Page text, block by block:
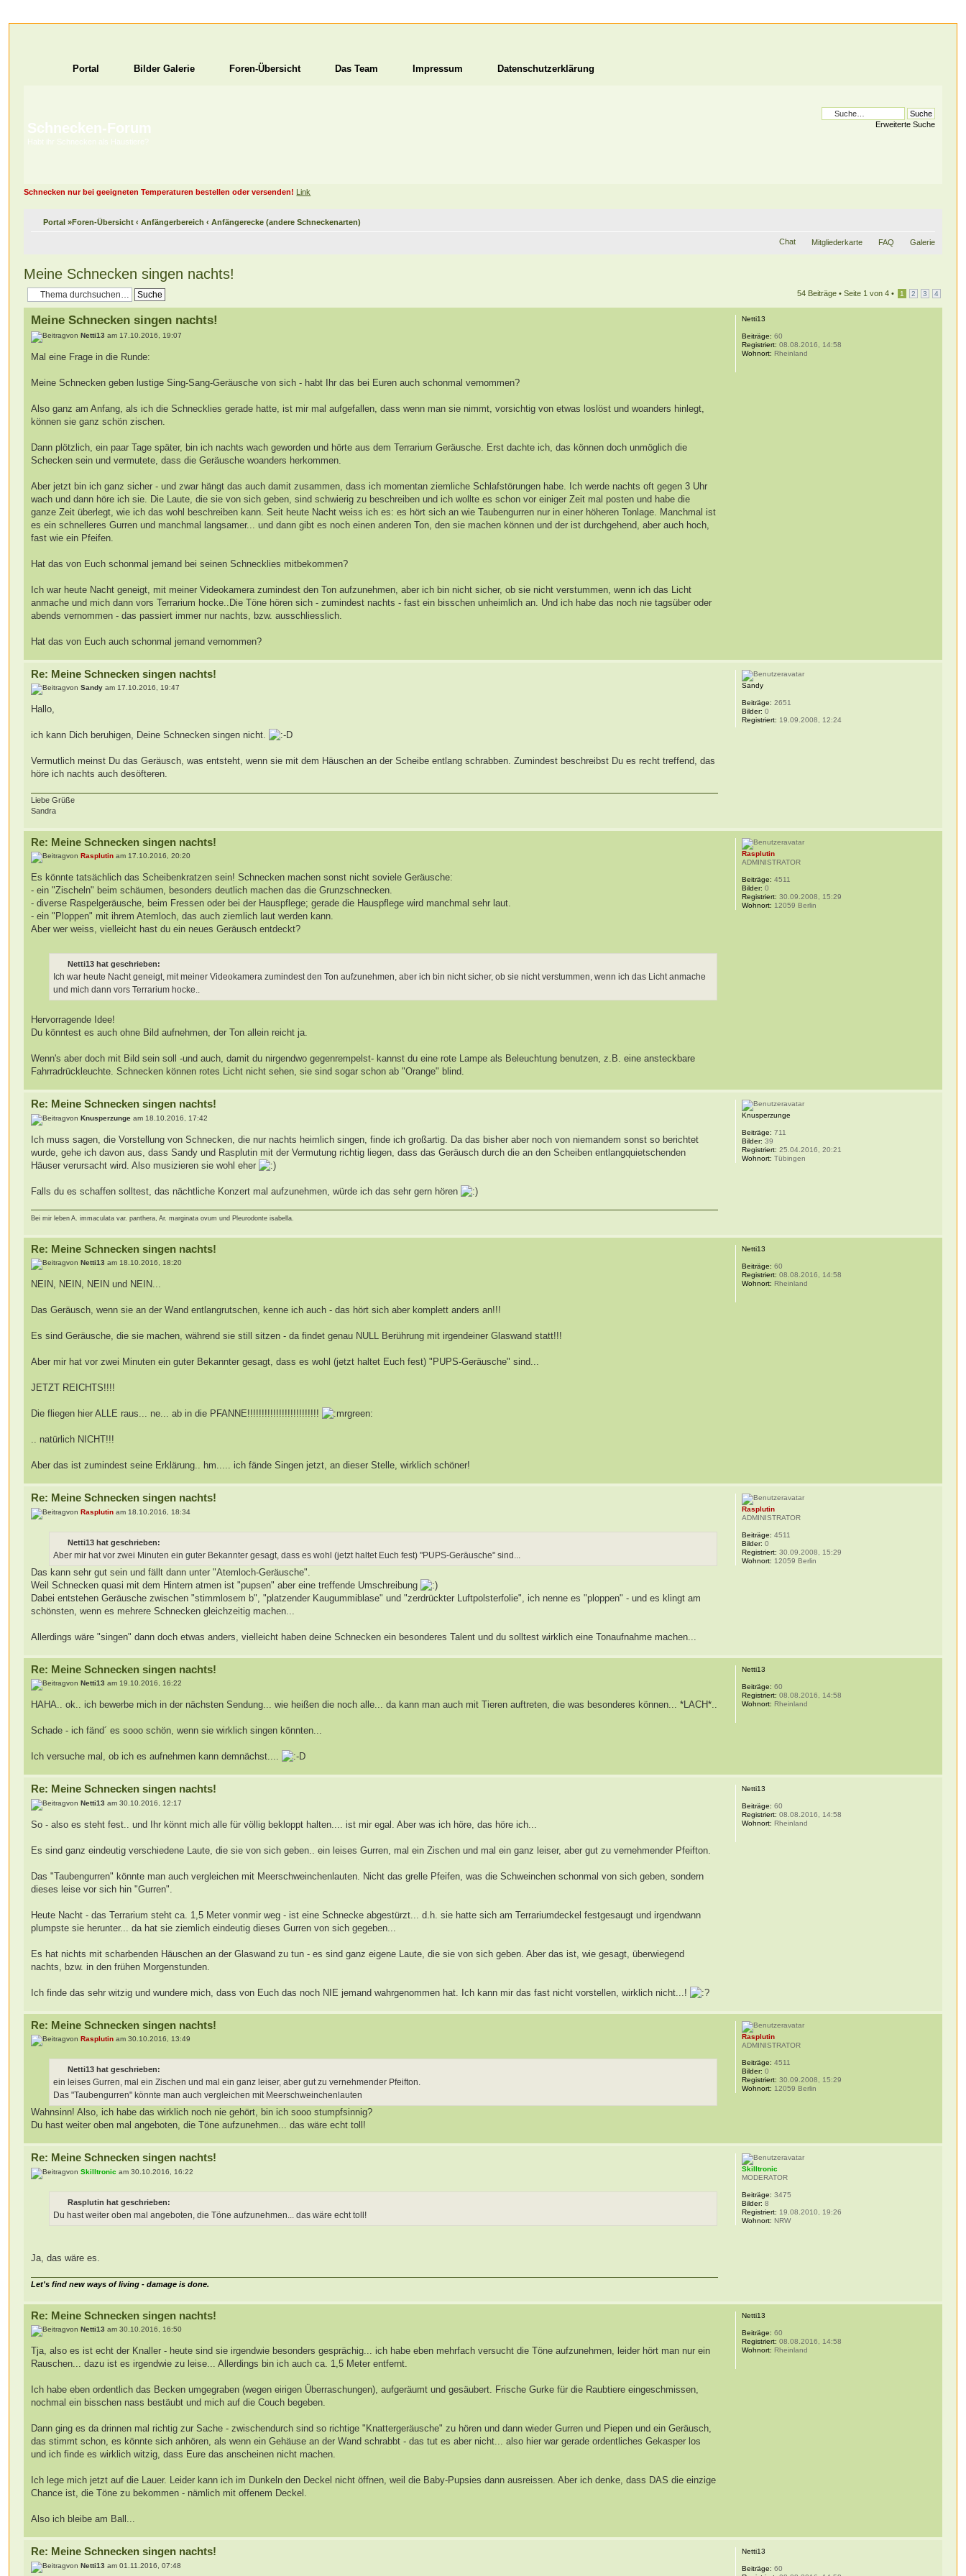
Portal Bilder Galerie Foren-Übersicht Das Team Impressum Datenschutzerklärung
Schnecken-Forum
Habt ihr Schnecken als Haustiere?
Erweiterte Suche
Schnecken nur bei geeigneten Temperaturen bestellen oder versenden! Link
Portal »Foren-Übersicht ‹ Anfängerbereich ‹ Anfängerecke (andere Schneckenarten)
Chat Mitgliederkarte FAQ Galerie
Meine Schnecken singen nachts!
54 Beiträge • Seite 1 von 4• 1 2 3 4
Meine Schnecken singen nachts!
vonNetti13 am 17.10.2016, 19:07
Mal eine Frage in die Runde:
Meine Schnecken geben lustige Sing-Sang-Geräusche von sich - habt Ihr das bei Euren auch schonmal vernommen?
Also ganz am Anfang, als ich die Schnecklies gerade hatte, ist mir mal aufgefallen, dass wenn man sie nimmt, vorsichtig von etwas loslöst und woanders hinlegt,
können sie ganz schön zischen.
Dann plötzlich, ein paar Tage später, bin ich nachts wach geworden und hörte aus dem Terrarium Geräusche. Erst dachte ich, das können doch unmöglich die
Schecken sein und vermutete, dass die Geräusche woanders herkommen.
Aber jetzt bin ich ganz sicher - und zwar hängt das auch damit zusammen, dass ich momentan ziemliche Schlafstörungen habe. Ich werde nachts oft gegen 3 Uhr
wach und dann höre ich sie. Die Laute, die sie von sich geben, sind schwierig zu beschreiben und ich wollte es schon vor einiger Zeit mal posten und habe die
ganze Zeit überlegt, wie ich das wohl beschreiben kann. Seit heute Nacht weiss ich es: es hört sich an wie Taubengurren nur in einer höheren Tonlage. Manchmal ist
es ein schnelleres Gurren und manchmal langsamer... und dann gibt es noch einen anderen Ton, den sie machen können und der ist durchgehend, aber auch hoch,
fast wie ein Pfeifen.
Hat das von Euch schonmal jemand bei seinen Schnecklies mitbekommen?
Ich war heute Nacht geneigt, mit meiner Videokamera zumindest den Ton aufzunehmen, aber ich bin nicht sicher, ob sie nicht verstummen, wenn ich das Licht
anmache und mich dann vors Terrarium hocke..Die Töne hören sich - zumindest nachts - fast ein bisschen unheimlich an. Und ich habe das noch nie tagsüber oder
abends vernommen - das passiert immer nur nachts, bzw. ausschliesslich.
Hat das von Euch auch schonmal jemand vernommen?
Netti13
Beiträge: 60
Registriert: 08.08.2016, 14:58
Wohnort: Rheinland
Re: Meine Schnecken singen nachts!
vonSandy am 17.10.2016, 19:47
Hallo,
ich kann Dich beruhigen, Deine Schnecken singen nicht.
Vermutlich meinst Du das Geräusch, was entsteht, wenn sie mit dem Häuschen an der Scheibe entlang schrabben. Zumindest beschreibst Du es recht treffend, das
höre ich nachts auch desöfteren.
Liebe Grüße
Sandra
Sandy
Beiträge: 2651
Bilder: 0
Registriert: 19.09.2008, 12:24
Re: Meine Schnecken singen nachts!
vonRasplutin am 17.10.2016, 20:20
Es könnte tatsächlich das Scheibenkratzen sein! Schnecken machen sonst nicht soviele Geräusche:
- ein "Zischeln" beim schäumen, besonders deutlich machen das die Grunzschnecken.
- diverse Raspelgeräusche, beim Fressen oder bei der Hauspflege; gerade die Hauspflege wird manchmal sehr laut.
- ein "Ploppen" mit ihrem Atemloch, das auch ziemlich laut werden kann.
Aber wer weiss, vielleicht hast du ein neues Geräusch entdeckt?
Netti13 hat geschrieben:
Ich war heute Nacht geneigt, mit meiner Videokamera zumindest den Ton aufzunehmen, aber ich bin nicht sicher, ob sie nicht verstummen, wenn ich das Licht anmache
und mich dann vors Terrarium hocke..
Hervorragende Idee!
Du könntest es auch ohne Bild aufnehmen, der Ton allein reicht ja.
Wenn's aber doch mit Bild sein soll -und auch, damit du nirgendwo gegenrempelst- kannst du eine rote Lampe als Beleuchtung benutzen, z.B. eine ansteckbare
Fahrradrückleuchte. Schnecken können rotes Licht nicht sehen, sie sind sogar schon ab "Orange" blind.
Rasplutin
ADMINISTRATOR
Beiträge: 4511
Bilder: 0
Registriert: 30.09.2008, 15:29
Wohnort: 12059 Berlin
Re: Meine Schnecken singen nachts!
vonKnusperzunge am 18.10.2016, 17:42
Ich muss sagen, die Vorstellung von Schnecken, die nur nachts heimlich singen, finde ich großartig. Da das bisher aber noch von niemandem sonst so berichtet
wurde, gehe ich davon aus, dass Sandy und Rasplutin mit der Vermutung richtig liegen, dass das Geräusch durch die an den Scheiben entlangquietschenden
Häuser verursacht wird. Also musizieren sie wohl eher
Falls du es schaffen solltest, das nächtliche Konzert mal aufzunehmen, würde ich das sehr gern hören
Bei mir leben A. immaculata var. panthera, Ar. marginata ovum und Pleurodonte isabella.
Knusperzunge
Beiträge: 711
Bilder: 39
Registriert: 25.04.2016, 20:21
Wohnort: Tübingen
Re: Meine Schnecken singen nachts!
vonNetti13 am 18.10.2016, 18:20
NEIN, NEIN, NEIN und NEIN...
Das Geräusch, wenn sie an der Wand entlangrutschen, kenne ich auch - das hört sich aber komplett anders an!!!
Es sind Geräusche, die sie machen, während sie still sitzen - da findet genau NULL Berührung mit irgendeiner Glaswand statt!!!
Aber mir hat vor zwei Minuten ein guter Bekannter gesagt, dass es wohl (jetzt haltet Euch fest) "PUPS-Geräusche" sind...
JETZT REICHTS!!!!
Die fliegen hier ALLE raus... ne... ab in die PFANNE!!!!!!!!!!!!!!!!!!!!!!!!!
.. natürlich NICHT!!!
Aber das ist zumindest seine Erklärung.. hm..... ich fände Singen jetzt, an dieser Stelle, wirklich schöner!
Netti13
Beiträge: 60
Registriert: 08.08.2016, 14:58
Wohnort: Rheinland
Re: Meine Schnecken singen nachts!
vonRasplutin am 18.10.2016, 18:34
Netti13 hat geschrieben:
Aber mir hat vor zwei Minuten ein guter Bekannter gesagt, dass es wohl (jetzt haltet Euch fest) "PUPS-Geräusche" sind...
Das kann sehr gut sein und fällt dann unter "Atemloch-Geräusche".
Weil Schnecken quasi mit dem Hintern atmen ist "pupsen" aber eine treffende Umschreibung
Dabei entstehen Geräusche zwischen "stimmlosem b", "platzender Kaugummiblase" und "zerdrückter Luftpolsterfolie", ich nenne es "ploppen" - und es klingt am
schönsten, wenn es mehrere Schnecken gleichzeitig machen...
Allerdings wäre "singen" dann doch etwas anders, vielleicht haben deine Schnecken ein besonderes Talent und du solltest wirklich eine Tonaufnahme machen...
Rasplutin
ADMINISTRATOR
Beiträge: 4511
Bilder: 0
Registriert: 30.09.2008, 15:29
Wohnort: 12059 Berlin
Re: Meine Schnecken singen nachts!
vonNetti13 am 19.10.2016, 16:22
HAHA.. ok.. ich bewerbe mich in der nächsten Sendung... wie heißen die noch alle... da kann man auch mit Tieren auftreten, die was besonderes können... *LACH*..
Schade - ich fänd´ es sooo schön, wenn sie wirklich singen könnten...
Ich versuche mal, ob ich es aufnehmen kann demnächst....
Netti13
Beiträge: 60
Registriert: 08.08.2016, 14:58
Wohnort: Rheinland
Re: Meine Schnecken singen nachts!
vonNetti13 am 30.10.2016, 12:17
So - also es steht fest.. und Ihr könnt mich alle für völlig bekloppt halten.... ist mir egal. Aber was ich höre, das höre ich...
Es sind ganz eindeutig verschiedene Laute, die sie von sich geben.. ein leises Gurren, mal ein Zischen und mal ein ganz leiser, aber gut zu vernehmender Pfeifton.
Das "Taubengurren" könnte man auch vergleichen mit Meerschweinchenlauten. Nicht das grelle Pfeifen, was die Schweinchen schonmal von sich geben, sondern
dieses leise vor sich hin "Gurren".
Heute Nacht - das Terrarium steht ca. 1,5 Meter vonmir weg - ist eine Schnecke abgestürzt... d.h. sie hatte sich am Terrariumdeckel festgesaugt und irgendwann
plumpste sie herunter... da hat sie ziemlich eindeutig dieses Gurren von sich gegeben...
Es hat nichts mit scharbenden Häuschen an der Glaswand zu tun - es sind ganz eigene Laute, die sie von sich geben. Aber das ist, wie gesagt, überwiegend
nachts, bzw. in den frühen Morgenstunden.
Ich finde das sehr witzig und wundere mich, dass von Euch das noch NIE jemand wahrgenommen hat. Ich kann mir das fast nicht vorstellen, wirklich nicht...!
Netti13
Beiträge: 60
Registriert: 08.08.2016, 14:58
Wohnort: Rheinland
Re: Meine Schnecken singen nachts!
vonRasplutin am 30.10.2016, 13:49
Netti13 hat geschrieben:
ein leises Gurren, mal ein Zischen und mal ein ganz leiser, aber gut zu vernehmender Pfeifton.
Das "Taubengurren" könnte man auch vergleichen mit Meerschweinchenlauten
Wahnsinn! Also, ich habe das wirklich noch nie gehört, bin ich sooo stumpfsinnig?
Du hast weiter oben mal angeboten, die Töne aufzunehmen... das wäre echt toll!
Rasplutin
ADMINISTRATOR
Beiträge: 4511
Bilder: 0
Registriert: 30.09.2008, 15:29
Wohnort: 12059 Berlin
Re: Meine Schnecken singen nachts!
vonSkilltronic am 30.10.2016, 16:22
Rasplutin hat geschrieben:
Du hast weiter oben mal angeboten, die Töne aufzunehmen... das wäre echt toll!
Ja, das wäre es.
Let's find new ways of living - damage is done.
Skilltronic
MODERATOR
Beiträge: 3475
Bilder: 8
Registriert: 19.08.2010, 19:26
Wohnort: NRW
Re: Meine Schnecken singen nachts!
vonNetti13 am 30.10.2016, 16:50
Tja, also es ist echt der Knaller - heute sind sie irgendwie besonders gesprächig... ich habe eben mehrfach versucht die Töne aufzunehmen, leider hört man nur ein
Rauschen... dazu ist es irgendwie zu leise... Allerdings bin ich auch ca. 1,5 Meter entfernt.
Ich habe eben ordentlich das Becken umgegraben (wegen eirigen Überraschungen), aufgeräumt und gesäubert. Frische Gurke für die Raubtiere eingeschmissen,
nochmal ein bisschen nass bestäubt und mich auf die Couch begeben.
Dann ging es da drinnen mal richtig zur Sache - zwischendurch sind so richtige "Knattergeräusche" zu hören und dann wieder Gurren und Piepen und ein Geräusch,
das stimmt schon, es könnte sich anhören, als wenn ein Gehäuse an der Wand schrabbt - das tut es aber nicht... also hier war gerade ordentliches Gekasper los
und ich finde es wirklich witzig, dass Eure das anscheinen nicht machen.
Ich lege mich jetzt auf die Lauer. Leider kann ich im Dunkeln den Deckel nicht öffnen, weil die Baby-Pupsies dann ausreissen. Aber ich denke, dass DAS die einzige
Chance ist, die Töne zu bekommen - nämlich mit offenem Deckel.
Also ich bleibe am Ball...
Netti13
Beiträge: 60
Registriert: 08.08.2016, 14:58
Wohnort: Rheinland
Re: Meine Schnecken singen nachts!
vonNetti13 am 01.11.2016, 07:48
Netti13
Beiträge: 60